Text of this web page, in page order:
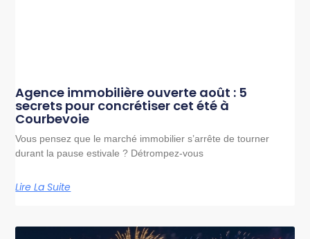
Agence immobilière ouverte août : 5
secrets pour concrétiser cet été à
Courbevoie
Vous pensez que le marché immobilier s’arrête de tourner
durant la pause estivale ? Détrompez-vous
Lire La Suite